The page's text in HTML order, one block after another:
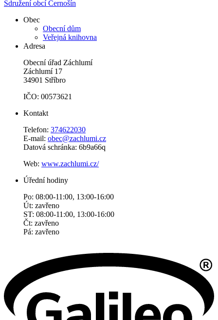
Sdružení obcí Černošín
Obec
Obecní dům
Veřejná knihovna
Adresa
Obecní úřad Záchlumí
Záchlumí 17
34901 Stříbro
IČO: 00573621
Kontakt
Telefon: 374622030
E-mail: obec@zachlumi.cz
Datová schránka: 6b9a66q
Web: www.zachlumi.cz/
Úřední hodiny
Po: 08:00-11:00, 13:00-16:00
Út: zavřeno
ST: 08:00-11:00, 13:00-16:00
Čt: zavřeno
Pá: zavřeno